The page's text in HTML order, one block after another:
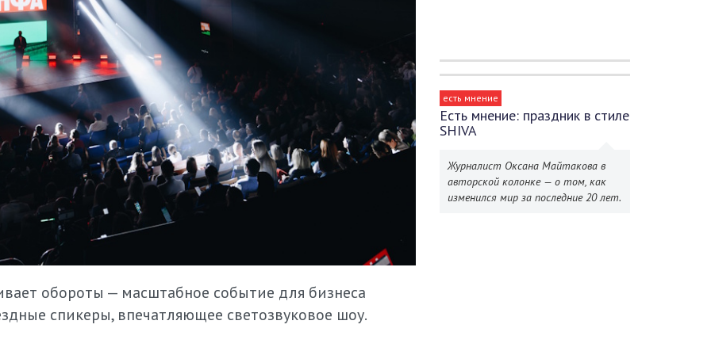
обороты — масштабное событие для бизнеса
спикеры, впечатляющее светозвуковое шоу.
есть мнение
Есть мнение: праздник в стиле
SHIVA
Журналист Оксана Майтакова в
авторской колонке — о том, как
изменился мир за последние 20 лет.